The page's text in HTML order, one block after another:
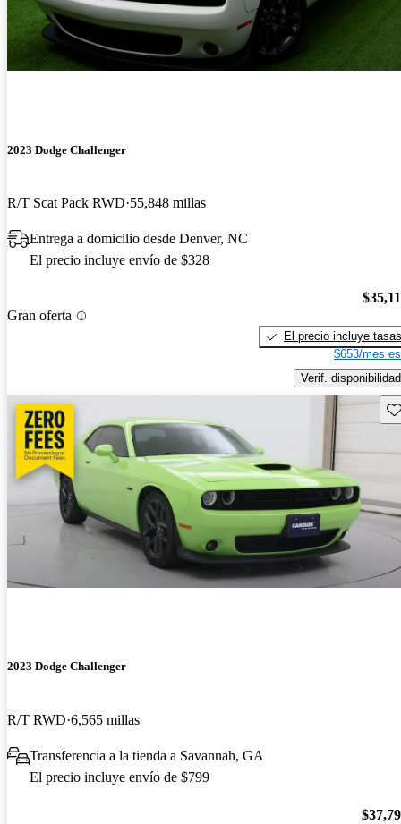
2023 Dodge Challenger
R/T Scat Pack RWD 55,848 millas
Entrega a domicilio desde Denver, NC
El precio incluye envío de $328
Gran oferta
El precio incluye tasas
$653/mes
Verif. disponibilidad
2023 Dodge Challenger
R/T RWD 6,565 millas
Transferencia a la tienda a Savannah, GA
El precio incluye envío de $799